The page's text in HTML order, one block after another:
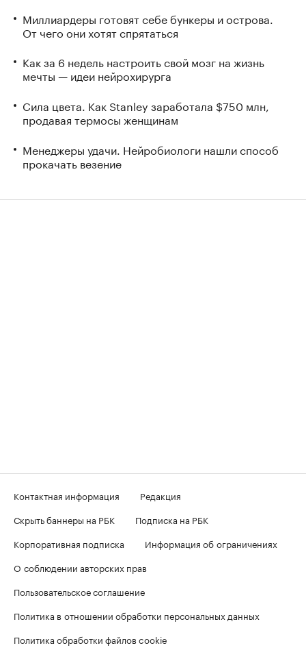
Миллиардеры готовят себе бункеры и острова.
От чего они хотят спрятаться
Как за 6 недель настроить свой мозг на жизнь
мечты — идеи нейрохирурга
Сила цвета. Как Stanley заработала $750 млн,
продавая термосы женщинам
Менеджеры удачи. Нейробиологи нашли способ
прокачать везение
Контактная информация
Редакция
Скрыть баннеры на РБК
Подписка на РБК
Корпоративная подписка
Информация об ограничениях
О соблюдении авторских прав
Пользовательское соглашение
Политика в отношении обработки персональных данных
Политика обработки файлов cookie